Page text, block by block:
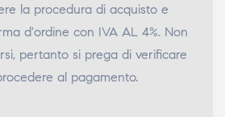
la procedura di acquisto e
d'ordine con IVA AL 4%. Non
pertanto si prega di verificare
al pagamento.